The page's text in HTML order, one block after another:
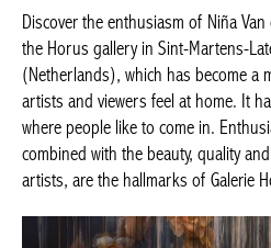
Discover the enthusiasm of Niña
the Horus gallery in Sint-Martens-
(Netherlands), which has become a
artists and viewers feel at home. It
where people like to come in.
combined with the beauty, quality
artists, are the hallmarks of Galerie